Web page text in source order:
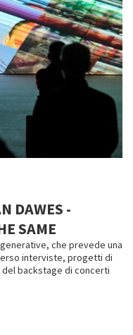
DAWES -
SAME
che prevede una
interviste, progetti di
backstage di concerti